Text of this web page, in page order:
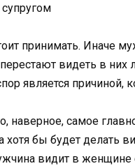
принимать. Иначе
видеть в них
является причиной,
наверное, самое
хотя бы будет делать
видит в